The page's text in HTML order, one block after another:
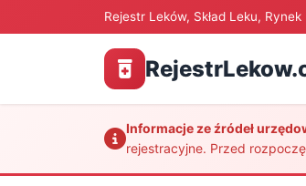
Rejestr Leków, Skład Leku,
Informacje ze źródeł
rejestracyjne. Przed